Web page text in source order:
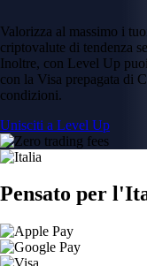
Valorizza al massimo i
criptovalute di tendenza
Inoltre, con Level Up
con la Visa prepagata di
condizioni.
Unisciti a Level Up
Pensato per